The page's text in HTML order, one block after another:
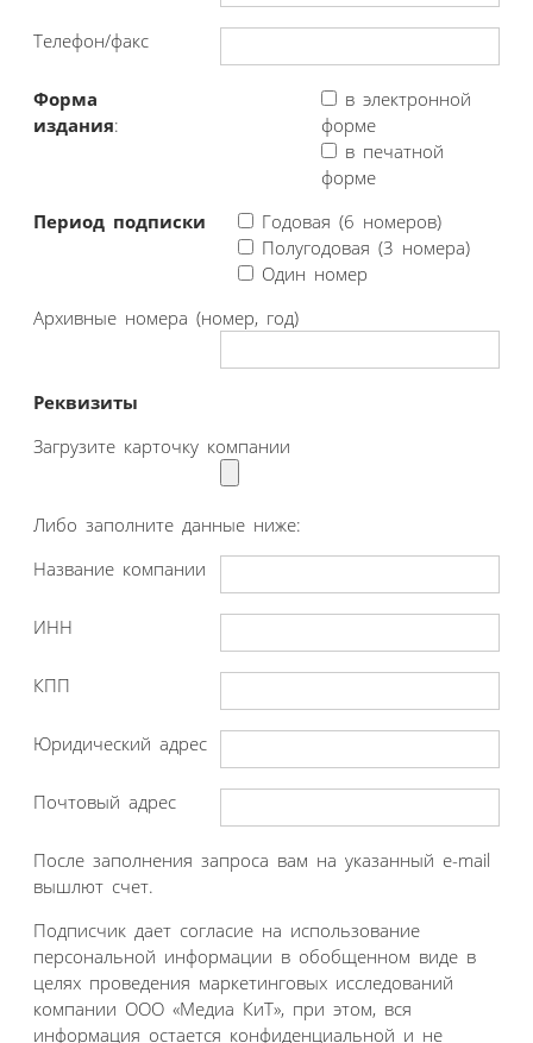
Телефон/факс
Форма
издания:
в электронной
форме
в печатной
форме
Период подписки
Годовая (6 номеров)
Полугодовая (3 номера)
Один номер
Архивные номера (номер, год)
Реквизиты
Загрузите карточку компании
Либо заполните данные ниже:
Название компании
ИНН
КПП
Юридический адрес
Почтовый адрес
После заполнения запроса вам на указанный e-mail
вышлют счет.
Подписчик дает согласие на использование
персональной информации в обобщенном виде в
целях проведения маркетинговых исследований
компании ООО «Медиа КиТ», при этом, вся
информация остается конфиденциальной и не